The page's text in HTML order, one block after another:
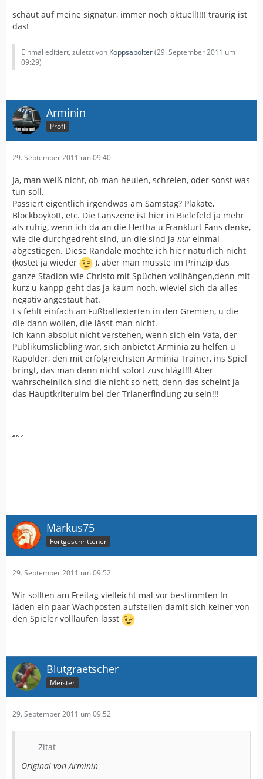
schaut auf meine signatur, immer noch aktuell!!!! traurig ist
das!
Einmal editiert, zuletzt von Koppsabolter(29. September 2011 um
09:29)
Arminin
Profi
29. September 2011 um 09:40
Ja, man weiß nicht, ob man heulen, schreien, oder sonst was
tun soll.
Passiert eigentlich irgendwas am Samstag? Plakate,
Blockboykott, etc. Die Fanszene ist hier in Bielefeld ja mehr
als ruhig, wenn ich da an die Hertha u Frankfurt Fans denke,
wie die durchgedreht sind, un die sind ja nur einmal
abgestiegen. Diese Randale möchte ich hier natürlich nicht
(kostet ja wieder
), aber man müsste im Prinzip das
ganze Stadion wie Christo mit Spüchen vollhängen,denn mit
kurz u kanpp geht das ja kaum noch, wieviel sich da alles
negativ angestaut hat.
Es fehlt einfach an Fußballexterten in den Gremien, u die
die dann wollen, die lässt man nicht.
Ich kann absolut nicht verstehen, wenn sich ein Vata, der
Publikumsliebling war, sich anbietet Arminia zu helfen u
Rapolder, den mit erfolgreichsten Arminia Trainer, ins Spiel
bringt, das man dann nicht sofort zuschlägt!!! Aber
wahrscheinlich sind die nicht so nett, denn das scheint ja
das Hauptkriteruim bei der Trianerfindung zu sein!!!
Markus75
Fortgeschrittener
29. September 2011 um 09:52
Wir sollten am Freitag vielleicht mal vor bestimmten In-
läden ein paar Wachposten aufstellen damit sich keiner von
den Spieler volllaufen lässt
Blutgraetscher
Meister
29. September 2011 um 09:52
Zitat
Original von Arminin